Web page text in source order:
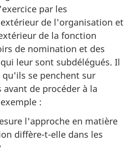
par les
de l'organisation et
de la fonction
de nomination et des
leur sont subdélégués. Il
se penchent sur
de procéder à la
:
l'approche en matière
diffère-t-elle dans les